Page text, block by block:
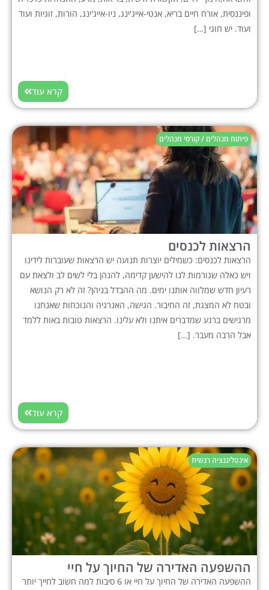
ופיננסית, אורח חיים בריא, אנטי-אייג'ינג, ניו-אייג'ינג, הורות, זוגיות ועוד
ועוד. יש חוגי […]
קרא עוד
פיתוח מנהלים / קורסי מנהלים
הרצאות לכנסים
הרצאות לכנסים: כשמילים יוצרות תנועה יש הרצאות שעוברות לידינו
ויש כאלה שגורמות לנו להישען קדימה, להנהן בלי לשים לב ולצאת עם
רעיון חדש שמלווה אותנו ימים. מה ההבדל בניהן? זה לא רק הנושא
ובטח לא המצגת, זה החיבור. הגישה, האנרגיה והנוכחות שאנחנו
מרגישים ברגע שמדברים איתנו ולא עלינו. הרצאות טובות באות ללמד
אבל הרבה מעבר. […]
קרא עוד
אינטליגנציה רגשית
ההשפעה האדירה של החיוך על חיי
ההשפעה האדירה של החיוך על חיי או 6 סיבות למה חשוב לחייך יותר